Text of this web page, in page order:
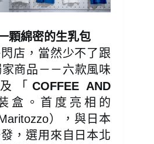
顆綿密的生乳包
店，當然少不了跟
商品－－六款風味
「 COFFEE AND
盒。首度亮相的
），與日本
，選用來自日本北